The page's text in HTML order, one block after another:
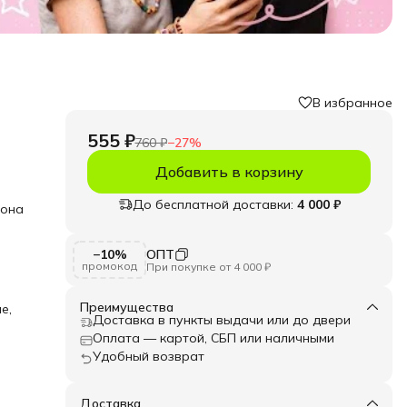
В избранное
555 ₽760 ₽−27%
Добавить в корзину
До бесплатной доставки: 4 000 ₽
−10%
промокод
ОПТ
При покупке от 4 000 ₽
Преимущества
Доставка в пункты выдачи или до двери
Оплата — картой, СБП или наличными
Удобный возврат
Доставка